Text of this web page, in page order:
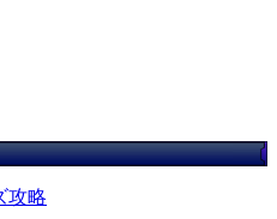
攻略